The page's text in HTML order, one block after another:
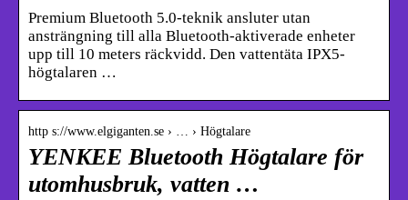
Premium Bluetooth 5.0-teknik ansluter utan
ansträngning till alla Bluetooth-aktiverade enheter
upp till 10 meters räckvidd. Den vattentäta IPX5-
högtalaren …
http s://www.elgiganten.se › … › Högtalare
YENKEE Bluetooth Högtalare för
utomhusbruk, vatten …